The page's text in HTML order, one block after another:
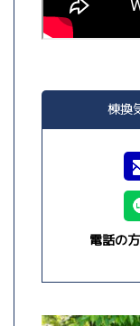
棟換
電話の